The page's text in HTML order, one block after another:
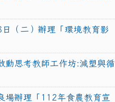
（二）辦理「環境教育影
動思考教師工作坊:減塑與循
場辦理「112年食農教育宣